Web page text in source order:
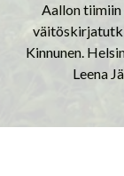
Aallon tiimiin
Kinnunen.
Leena